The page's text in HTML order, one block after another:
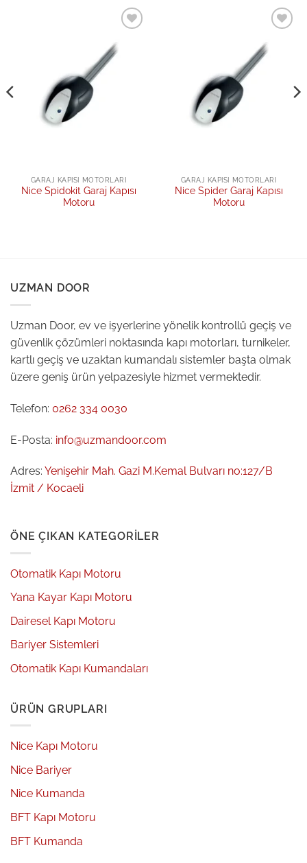
wishlist
GARAJ KAPISI MOTORLARI
Nice Spidokit Garaj Kapısı
Motoru
wishlist
GARAJ KAPISI MOTORLARI
Nice Spider Garaj Kapısı
Motoru
UZMAN DOOR
Uzman Door, ev ve işyerlerine yönelik kontrollü geçiş ve
güvenlik çözümleri noktasında kapı motorları, turnikeler,
kartlı geçiş ve uzaktan kumandalı sistemler başta olmak
üzere geniş ürün yelpazesiyle hizmet vermektedir.
Telefon: 0262 334 0030
E-Posta: info@uzmandoor.com
Adres: Yenişehir Mah. Gazi M.Kemal Bulvarı no:127/B
İzmit / Kocaeli
ÖNE ÇIKAN KATEGORILER
Otomatik Kapı Motoru
Yana Kayar Kapı Motoru
Dairesel Kapı Motoru
Bariyer Sistemleri
Otomatik Kapı Kumandaları
ÜRÜN GRUPLARI
Nice Kapı Motoru
Nice Bariyer
Nice Kumanda
BFT Kapı Motoru
BFT Kumanda